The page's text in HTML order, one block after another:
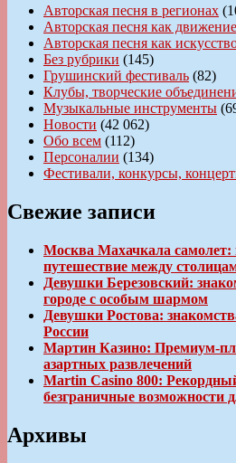
Авторская песня в регионах
Авторская песня как движение
Авторская песня как
Без рубрики (145)
Грушинский фестиваль (82)
Клубы, творческие
Музыкальные инструменты
Новости (42 062)
Обо всем (112)
Персоналии (134)
Фестивали, конкурсы,
Свежие записи
Москва Махачкала самолет:
путешествие между
Девушки Березовский:
городе с особым шармом
Девушки Ростова:
России
Мартин Казино: Премиум-
азартных развлечений
Martin Casino 800:
безграничные
Архивы